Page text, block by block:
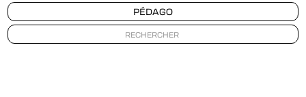
PÉDAGO